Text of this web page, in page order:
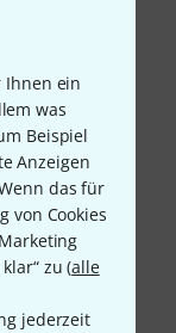
Ihnen ein
was
Beispiel
Anzeigen
das für
von Cookies
zu (alle
jederzeit
am